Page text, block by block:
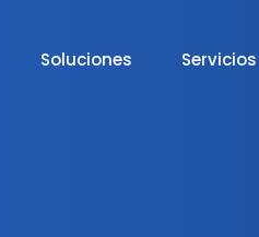
Soluciones Servicios